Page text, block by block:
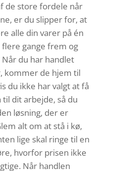
de store fordele når
er du slipper for, at
alle din varer på én
flere gange frem og
du har handlet
kommer de hjem til
du ikke har valgt at få
dit arbejde, så du
løsning, der er
alt om at stå i kø,
lige skal ringe til en
hvorfor prisen ikke
Når handlen